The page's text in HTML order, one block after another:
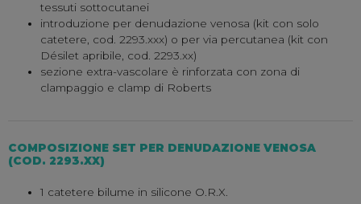
tessuti sottocutanei
introduzione per denudazione venosa (kit con solo
catetere, cod. 2293.xxx) o per via percutanea (kit con
Désilet apribile, cod. 2293.xx)
sezione extra-vascolare è rinforzata con zona di
clampaggio e clamp di Roberts
COMPOSIZIONE SET PER DENUDAZIONE VENOSA
(COD. 2293.XX)
1 catetere bilume in silicone O.R.X.